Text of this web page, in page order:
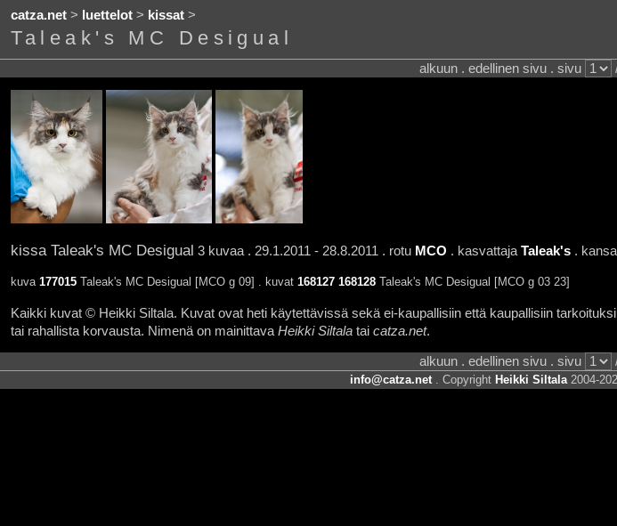
catza.net> luettelot> kissat>
Taleak's MC Desigual
alkuun . edellinen sivu . sivu
kissa Taleak's MC Desigual 3 kuvaa . 29.1.2011 - 28.8.2011 . rotu MCO . kasvattaja Taleak's.
kuva 177015Taleak's MC Desigual [MCO g 09] . kuvat 168127 168128Taleak's MC Desigual [MCO g 03 23]
Kaikki kuvat © Heikki Siltala. Kuvat ovat heti käytettävissä sekä ei-kaupallisiin että kaupallisiin
tai rahallista korvausta. Nimenä on mainittava Heikki Siltalatai catza.net.
alkuun . edellinen sivu . sivu
info@catza.net. Copyright Heikki Siltala2004-